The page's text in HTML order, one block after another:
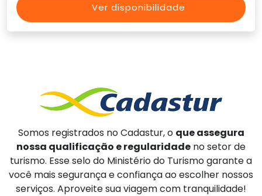
Ver disponibilidade
Somos registrados no Cadastur, o que assegura
nossa qualificação e regularidade no setor de
turismo. Esse selo do Ministério do Turismo garante a
você mais segurança e confiança ao escolher nossos
serviços. Aproveite sua viagem com tranquilidade!